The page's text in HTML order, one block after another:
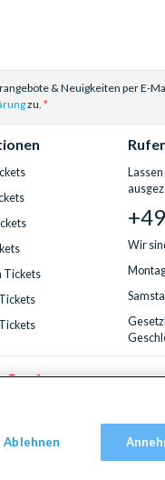
& Neuigkeiten per E-
zu.
Tickets
Wir
2JA.
Ablehnen